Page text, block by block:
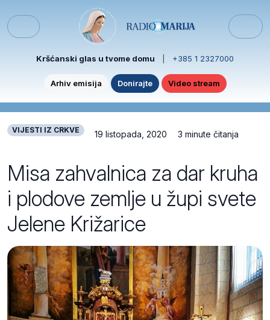
Menu
Kršćanski glas u tvome domu +385 1 2327000
Arhiv emisija Donirajte Video stream
VIJESTI IZ CRKVE 19 listopada, 2020 3 minute čitanja
Misa zahvalnica za dar kruha
i plodove zemlje u župi svete
Jelene Križarice